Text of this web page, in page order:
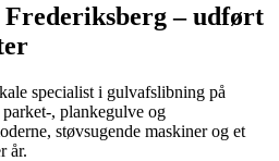
– udført
specialist i gulvafslibning på
, plankegulve og
støvsugende maskiner og et
år.